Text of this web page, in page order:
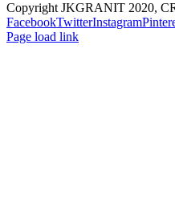
Copyright JKGRANIT 2020,
FacebookTwitterInstagram
Page load link